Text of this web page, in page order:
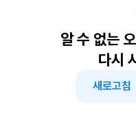
알 수 없는
다시
새로고침